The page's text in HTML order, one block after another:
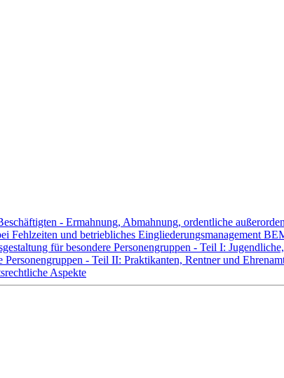
- Ermahnung, Abmahnung, ordentliche
Fehlzeiten und betriebliches Eingliederungsmanagement
für besondere Personengruppen - Teil I:
- Teil II: Praktikanten, Rentner und
Aspekte